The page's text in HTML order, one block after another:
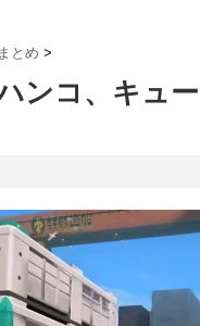
とめ >
ンコ、キュ